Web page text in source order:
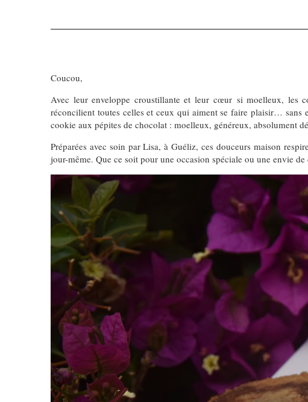
Coucou,
Avec leur enveloppe croustillante et leur cœur si moelleux, les
réconcilient toutes celles et ceux qui aiment se faire plaisir… sans
cookie aux pépites de chocolat : moelleux, généreux, absolument
Préparées avec soin par Lisa, à Guéliz, ces douceurs maison
jour-même. Que ce soit pour une occasion spéciale ou une envie